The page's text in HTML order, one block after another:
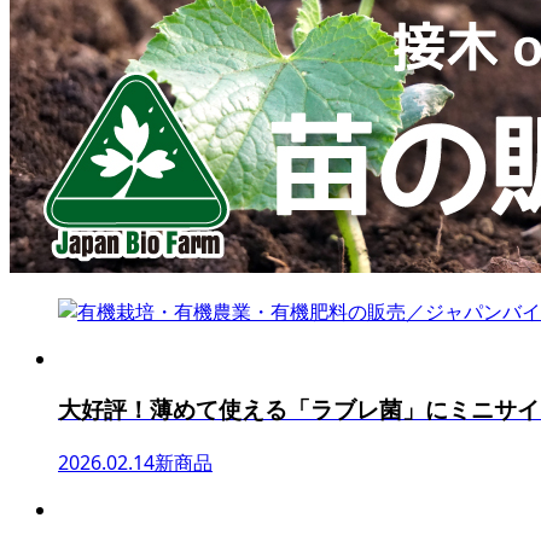
大好評！薄めて使える「ラブレ菌」にミニサ
2026.02.14新商品